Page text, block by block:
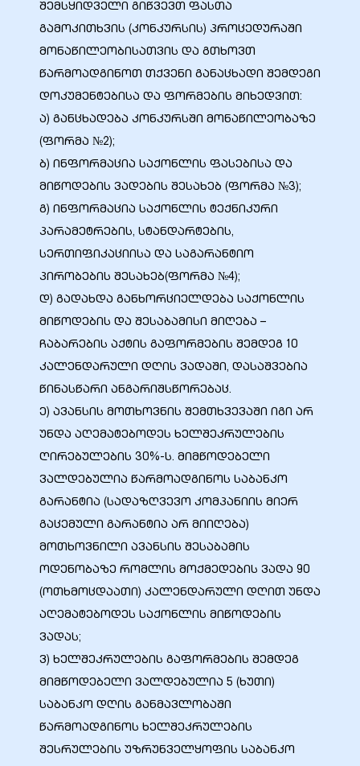
შემსყიდველი გიწვევთ ფასთა
გამოკითხვის (კონკურსის) პროცედურაში
მონაწილეობისათვის და გთხოვთ
წარმოადგინოთ თქვენი განაცხადი შემდეგი
დოკუმენტებისა და ფორმების მიხედვით:
ა) განცხადება კონკურსში მონაწილეობაზე
(ფორმა №2);
ბ) ინფორმაცია საქონლის ფასებისა და
მიწოდების ვადების შესახებ (ფორმა №3);
გ) ინფორმაცია საქონლის ტექნიკური
პარამეტრების, სტანდარტების,
სერთიფიკაციისა და საგარანტიო
პირობების შესახებ(ფორმა №4);
დ) გადახდა განხორციელდება საქონლის
მიწოდების და შესაბამისი მიღება –
ჩაბარების აქტის გაფორმების შემდეგ 10
კალენდარული დღის ვადაში, დასაშვებია
წინასწარი ანგარიშსწორებაც.
ე) ავანსის მოთხოვნის შემთხვევაში იგი არ
უნდა აღემატებოდეს ხელშეკრულების
ღირებულების 30%-ს. მიმწოდებელი
ვალდებულია წარმოადგინოს საბანკო
გარანტია (სადაზღვევო კომპანიის მიერ
გაცემული გარანტია არ მიიღება)
მოთხოვნილი ავანსის შესაბამის
ოდენობაზე რომლის მოქმედების ვადა 90
(ოთხმოცდაათი) კალენდარული დღით უნდა
აღემატებოდეს საქონლის მიწოდების
ვადას;
ვ) ხელშეკრულების გაფორმების შემდეგ
მიმწოდებელი ვალდებულია 5 (ხუთი)
საბანკო დღის განმავლობაში
წარმოადგინოს ხელშეკრულების
შესრულების უზრუნველყოფის საბანკო